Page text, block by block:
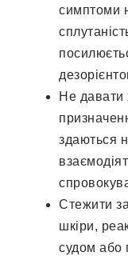
симптоми
Не давати
здаються
Стежити
шкіри,
судом або